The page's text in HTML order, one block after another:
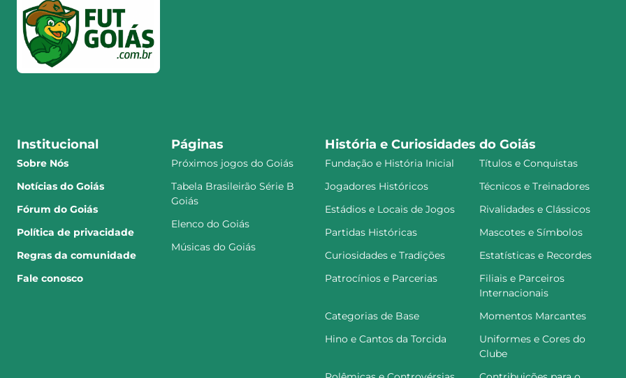
Institucional
Sobre Nós
Notícias do Goiás
Fórum do Goiás
Política de privacidade
Regras da comunidade
Fale conosco
Páginas
Próximos jogos do Goiás
Tabela Brasileirão Série B
Goiás
Elenco do Goiás
Músicas do Goiás
História e Curiosidades do Goiás
Fundação e História Inicial
Títulos e Conquistas
Jogadores Históricos
Técnicos e Treinadores
Estádios e Locais de Jogos
Rivalidades e Clássicos
Partidas Históricas
Mascotes e Símbolos
Curiosidades e Tradições
Estatísticas e Recordes
Patrocínios e Parcerias
Filiais e Parceiros
Internacionais
Categorias de Base
Momentos Marcantes
Hino e Cantos da Torcida
Uniformes e Cores do
Clube